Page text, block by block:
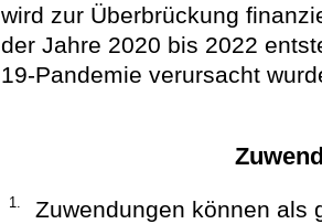
wird zur Überbrückung
der Jahre 2020 bis 2022
19-Pandemie verursacht
1.
Zuwendungen können als